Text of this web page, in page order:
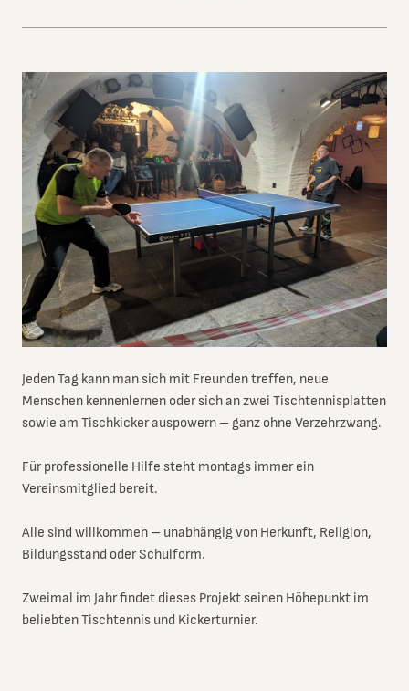
Jeden Tag kann man sich mit Freunden treffen, neue
Menschen kennenlernen oder sich an zwei Tischtennisplatten
sowie am Tischkicker auspowern – ganz ohne Verzehrzwang.
Für professionelle Hilfe steht montags immer ein
Vereinsmitglied bereit.
Alle sind willkommen – unabhängig von Herkunft, Religion,
Bildungsstand oder Schulform.
Zweimal im Jahr findet dieses Projekt seinen Höhepunkt im
beliebten Tischtennis und Kickerturnier.